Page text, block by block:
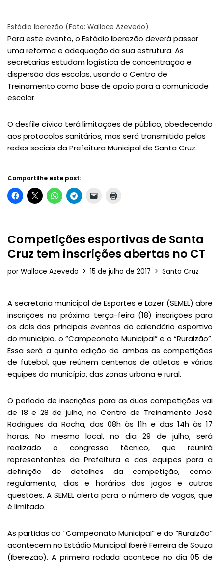
Estádio Iberezão (Foto: Wallace Azevedo)
Para este evento, o Estádio Iberezão deverá passar
uma reforma e adequação da sua estrutura. As
secretarias estudam logística de concentração e
dispersão das escolas, usando o Centro de
Treinamento como base de apoio para a comunidade
escolar.
O desfile cívico terá limitações de público, obedecendo
aos protocolos sanitários, mas será transmitido pelas
redes sociais da Prefeitura Municipal de Santa Cruz.
Compartilhe este post:
Competições esportivas de Santa
Cruz tem inscrições abertas no CT
por Wallace Azevedo 15 de julho de 2017 Santa Cruz
A secretaria municipal de Esportes e Lazer (SEMEL) abre
inscrições na próxima terça-feira (18) inscrições para
os dois dos principais eventos do calendário esportivo
do município, o “Campeonato Municipal” e o “Ruralzão”.
Essa será a quinta edição de ambas as competições
de futebol, que reúnem centenas de atletas e várias
equipes do município, das zonas urbana e rural.
O período de inscrições para as duas competições vai
de 18 e 28 de julho, no Centro de Treinamento José
Rodrigues da Rocha, das 08h às 11h e das 14h às 17
horas. No mesmo local, no dia 29 de julho, será
realizado o congresso técnico, que reunirá
representantes da Prefeitura e das equipes para a
definição de detalhes da competição, como:
regulamento, dias e horários dos jogos e outras
questões. A SEMEL alerta para o número de vagas, que
é limitado.
As partidas do “Campeonato Municipal” e do “Ruralzão”
acontecem no Estádio Municipal Iberê Ferreira de Souza
(Iberezão). A primeira rodada acontece no dia 05 de